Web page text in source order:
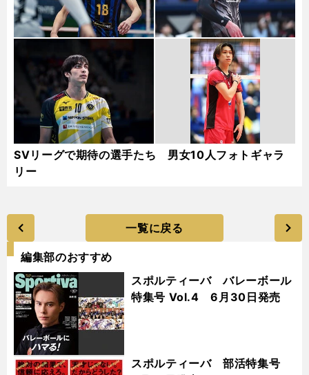
SVリーグで期待の選手たち 男女10人フォトギャラ
リー
一覧に戻る
編集部のおすすめ
スポルティーバ バレーボール
特集号 Vol.4 6月30日発売
スポルティーバ 部活特集号